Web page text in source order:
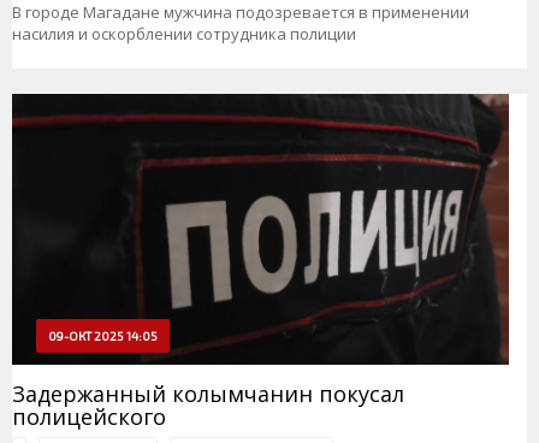
В городе Магадане мужчина подозревается в применении
насилия и оскорблении сотрудника полиции
09-ОКТ 2025 14:05
Задержанный колымчанин покусал
полицейского